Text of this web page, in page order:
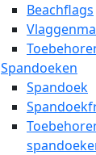
Beachflags
Spandoeken
Spandoek